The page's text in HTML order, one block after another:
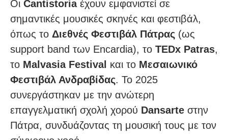
Οι Cantistoriaέχουν εμφανιστεί σε
σημαντικές μουσικές σκηνές και φεστιβάλ,
όπως το Διεθνές Φεστιβάλ Πάτρας (ως
support band των Encardia), το TEDx Patras,
το Malvasia Festival και το Μεσαιωνικό
Φεστιβάλ Ανδραβίδας. Το 2025
συνεργάστηκαν με την ανώτερη
επαγγελματική σχολή χορού Dansarte στην
Πάτρα, συνδυάζοντας τη μουσική τους με τον